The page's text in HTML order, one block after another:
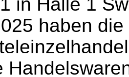
haben